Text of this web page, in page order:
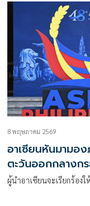
8 พฤษภาคม 2569
อาเซียนหันมามอ
ตะวันออกกลางก
ผู้นำอาเซียนจะเรียกร้อง